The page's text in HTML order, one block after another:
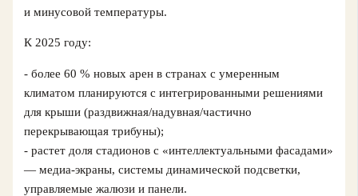
и минусовой температуры.
К 2025 году:
- более 60 % новых арен в странах с умеренным
климатом планируются с интегрированными решениями
для крыши (раздвижная/надувная/частично
перекрывающая трибуны);
- растет доля стадионов с «интеллектуальными фасадами»
— медиа‑экраны, системы динамической подсветки,
управляемые жалюзи и панели.